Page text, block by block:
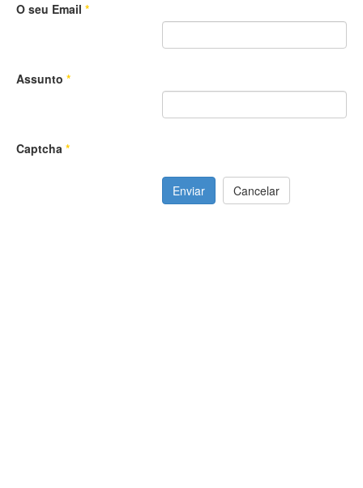
O seu Email *
Assunto *
Captcha *
Enviar Cancelar